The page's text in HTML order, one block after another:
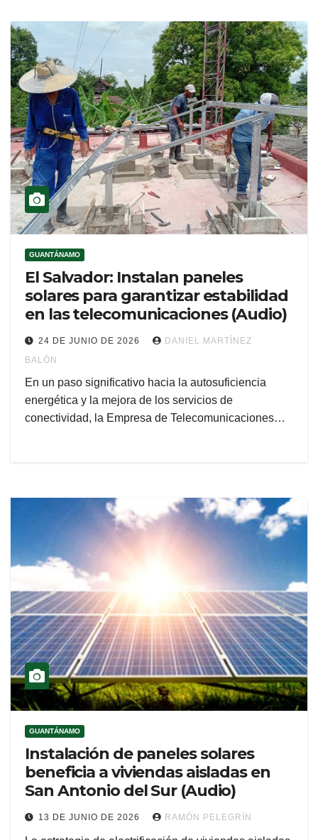
GUANTÁNAMO
El Salvador: Instalan paneles
solares para garantizar estabilidad
en las telecomunicaciones (Audio)
24 DE JUNIO DE 2026
DANIEL MARTÍNEZ
BALÓN
En un paso significativo hacia la autosuficiencia
energética y la mejora de los servicios de
conectividad, la Empresa de Telecomunicaciones…
GUANTÁNAMO
Instalación de paneles solares
beneficia a viviendas aisladas en
San Antonio del Sur (Audio)
13 DE JUNIO DE 2026 RAMÓN PELEGRÍN